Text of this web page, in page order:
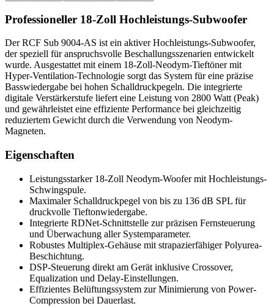
Professioneller 18-Zoll Hochleistungs-Subwoofer
Der RCF Sub 9004-AS ist ein aktiver Hochleistungs-Subwoofer,
der speziell für anspruchsvolle Beschallungsszenarien entwickelt
wurde. Ausgestattet mit einem 18-Zoll-Neodym-Tieftöner mit
Hyper-Ventilation-Technologie sorgt das System für eine präzise
Basswiedergabe bei hohen Schalldruckpegeln. Die integrierte
digitale Verstärkerstufe liefert eine Leistung von 2800 Watt (Peak)
und gewährleistet eine effiziente Performance bei gleichzeitig
reduziertem Gewicht durch die Verwendung von Neodym-
Magneten.
Eigenschaften
Leistungsstarker 18-Zoll Neodym-Woofer mit Hochleistungs-
Schwingspule.
Maximaler Schalldruckpegel von bis zu 136 dB SPL für
druckvolle Tieftonwiedergabe.
Integrierte RDNet-Schnittstelle zur präzisen Fernsteuerung
und Überwachung aller Systemparameter.
Robustes Multiplex-Gehäuse mit strapazierfähiger Polyurea-
Beschichtung.
DSP-Steuerung direkt am Gerät inklusive Crossover,
Equalization und Delay-Einstellungen.
Effizientes Belüftungssystem zur Minimierung von Power-
Compression bei Dauerlast.